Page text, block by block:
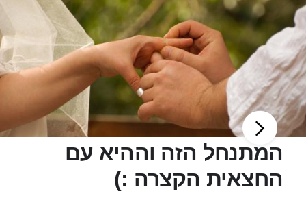
המתנחל הזה וההיא עם
החצאית הקצרה :)